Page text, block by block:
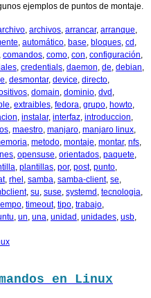
ejemplos de puntos de montaje.
archivos arrancar, arranque
automático base bloques cd
comandos como con configuración
credentials daemon de debian
desmontar, device directo
domain dominio dvd
extraibles fedora grupo howto
instalar, interfaz introduccion
maestro manjaro manjaro linux
metodo montaje montar, nfs
opensuse orientados paquete
plantillas por, post, punto
, rhel samba samba-client, se
, su suse systemd tecnologia
timeout, tipo trabajo
un una unidad unidades usb
en Linux